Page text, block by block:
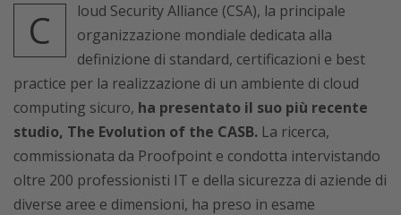
C
loud Security Alliance (CSA), la principale
organizzazione mondiale dedicata alla
definizione di standard, certificazioni e best
practice per la realizzazione di un ambiente di cloud
computing sicuro, ha presentato il suo più recente
studio, The Evolution of the CASB. La ricerca,
commissionata da Proofpoint e condotta intervistando
oltre 200 professionisti IT e della sicurezza di aziende di
diverse aree e dimensioni, ha preso in esame